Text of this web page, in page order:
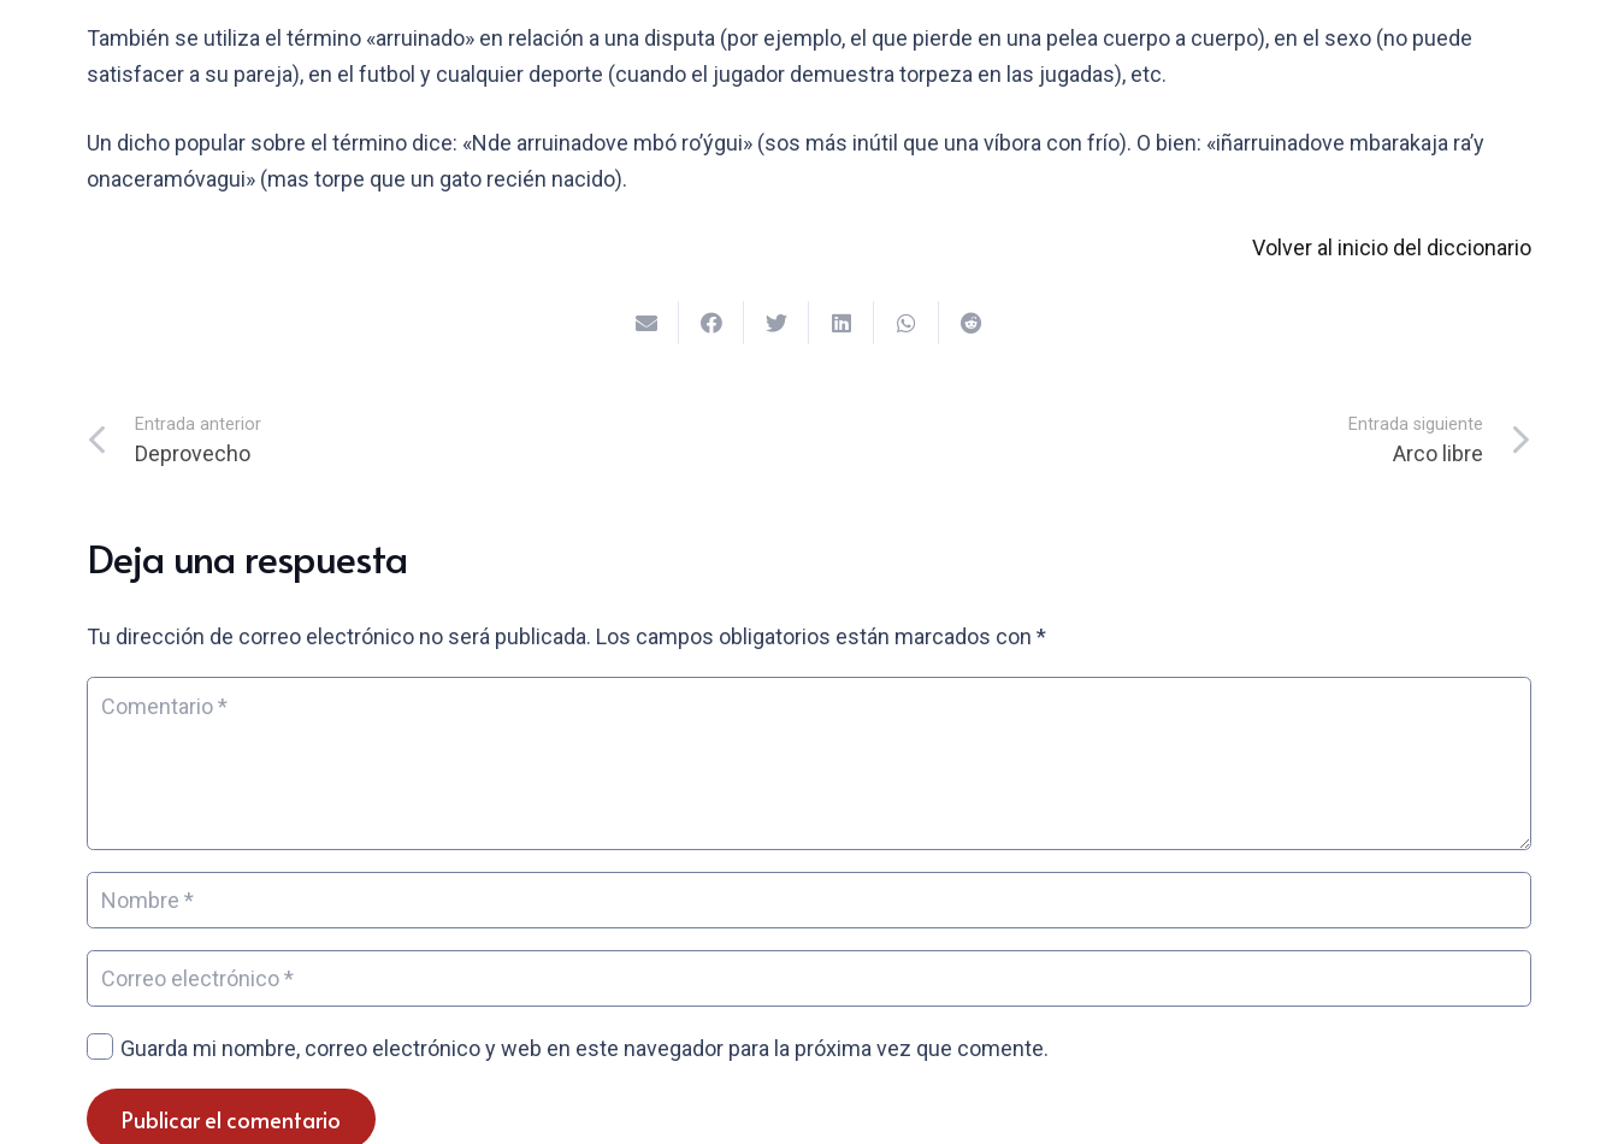
También se utiliza el término «arruinado» en relación a una disputa (por ejemplo, el que pierde en una pelea cuerpo a cuerpo), en el sexo (no puede
satisfacer a su pareja), en el futbol y cualquier deporte (cuando el jugador demuestra torpeza en las jugadas), etc.
Un dicho popular sobre el término dice: «Nde arruinadove mbó ro’ýgui» (sos más inútil que una víbora con frío). O bien: «iñarruinadove mbarakaja ra’y
onaceramóvagui» (mas torpe que un gato recién nacido).
Volver al inicio del diccionario
Entrada anterior
Deprovecho
Entrada siguiente
Arco libre
Deja una respuesta
Tu dirección de correo electrónico no será publicada. Los campos obligatorios están marcados con *
Guarda mi nombre, correo electrónico y web en este navegador para la próxima vez que comente.
Publicar el comentario